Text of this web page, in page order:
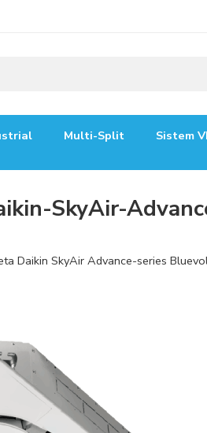
Multi-Split Sistem
SkyAir-
Daikin SkyAir Advance-series